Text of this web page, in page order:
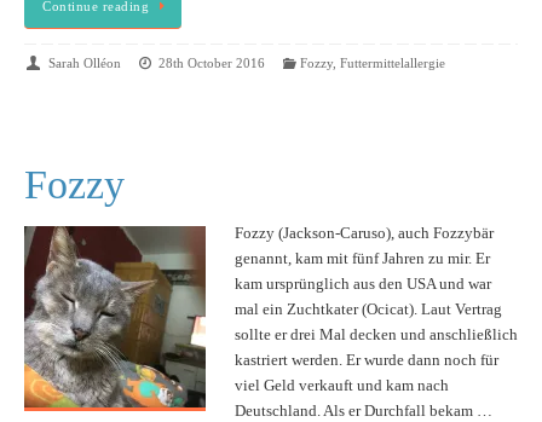
Continue reading
Sarah Olléon 28th October 2016 Fozzy, Futtermittelallergie
Fozzy
Fozzy (Jackson-Caruso), auch Fozzybär
genannt, kam mit fünf Jahren zu mir. Er
kam ursprünglich aus den USA und war
mal ein Zuchtkater (Ocicat). Laut Vertrag
sollte er drei Mal decken und anschließlich
kastriert werden. Er wurde dann noch für
viel Geld verkauft und kam nach
Deutschland. Als er Durchfall bekam …